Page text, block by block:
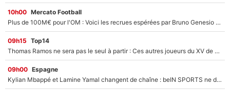
10h00 Mercato Football
Plus de 100M€ pour l'OM : Voici les recrues espérées par Bruno Genesio et Grégory Lorenzi après l’opération dégraissage
09h15 Top14
Thomas Ramos ne sera pas le seul à partir : Ces autres joueurs du XV de France pourraient aussi quitter le Stade Toulousain, un club de Top 14 est déjà sur les rangs
09h00 Espagne
Kylian Mbappé et Lamine Yamal changent de chaîne : beIN SPORTS ne digère pas cette décision historique et prédit un fiasco pour la Liga